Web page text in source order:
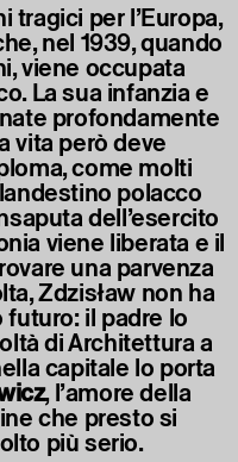
tragici per l’Europa,
nel 1939, quando
viene occupata
La sua infanzia e
profondamente
vita però deve
come molti
polacco
dell’esercito
viene liberata e il
una parvenza
Zdzisław non ha
il padre lo
di Architettura a
capitale lo porta
, l’amore della
che presto si
più serio.